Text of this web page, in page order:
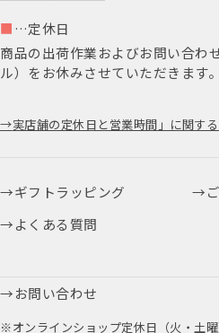
■ …定休日
商品の出荷作業およびお問い合わ
ル）をお休みさせていただきます。
実店舗の定休日と営業時間」に関す
ギフトラッピング
よくある質問
お問い合わせ
※オンラインショップ定休日（火・土